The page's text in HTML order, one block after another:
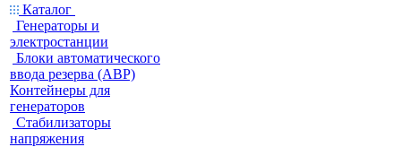
Каталог
Генераторы и
электростанции
Блоки автоматического
ввода резерва (АВР)
Контейнеры для
генераторов
Стабилизаторы
напряжения